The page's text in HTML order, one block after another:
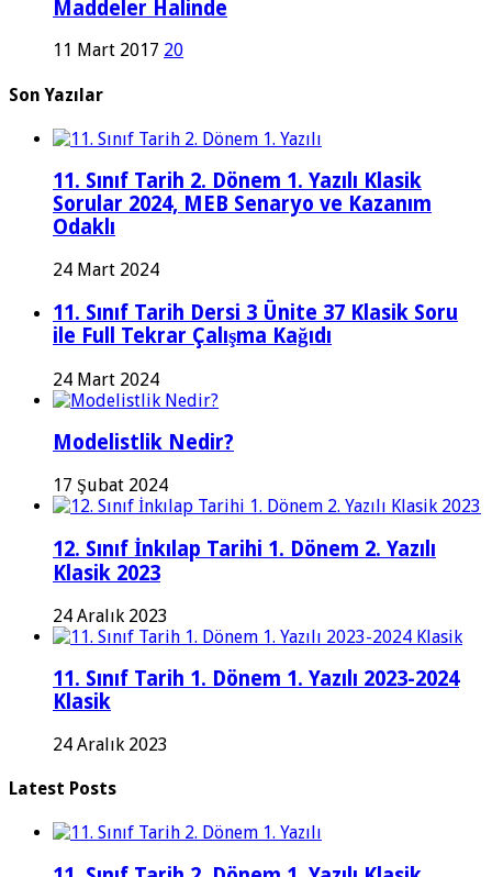
Maddeler Halinde
11 Mart 2017 20
Son Yazılar
11. Sınıf Tarih 2. Dönem 1. Yazılı Klasik
Sorular 2024, MEB Senaryo ve Kazanım
Odaklı
24 Mart 2024
11. Sınıf Tarih Dersi 3 Ünite 37 Klasik Soru
ile Full Tekrar Çalışma Kağıdı
24 Mart 2024
Modelistlik Nedir?
17 Şubat 2024
12. Sınıf İnkılap Tarihi 1. Dönem 2. Yazılı
Klasik 2023
24 Aralık 2023
11. Sınıf Tarih 1. Dönem 1. Yazılı 2023-2024
Klasik
24 Aralık 2023
Latest Posts